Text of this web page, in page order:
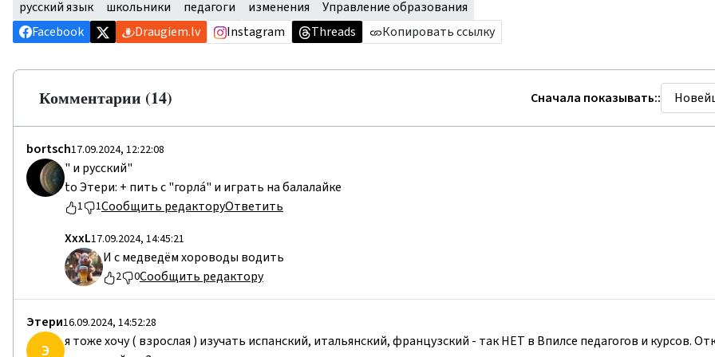
русский язык школьники педагоги изменения
Управление образования
Facebook
Draugiem.lv Instagram Threads Копировать ссылку
Комментарии (14) Сначала показывать::
bortsch17.09.2024, 12:22:08
" и русский"
to Этери: + пить с "горлá" и играть на балалайке
1 1Сообщить редакторуОтветить
ХххL17.09.2024, 14:45:21
И с медведём хороводы водить
2 0Сообщить редактору
Этери16.09.2024, 14:52:28
Э
я тоже хочу ( взрослая ) изучать испанский, итальянский, французский - так НЕТ в Впилсе педагогов и курсов.